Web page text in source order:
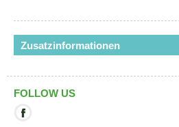
Zusatzinformationen
FOLLOW US